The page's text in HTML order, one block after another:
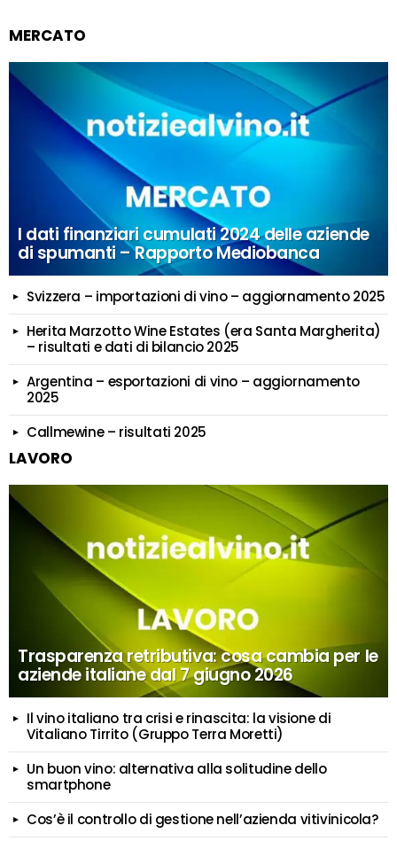
MERCATO
I dati finanziari cumulati 2024 delle aziende
di spumanti – Rapporto Mediobanca
Svizzera – importazioni di vino – aggiornamento 2025
Herita Marzotto Wine Estates (era Santa Margherita)
– risultati e dati di bilancio 2025
Argentina – esportazioni di vino – aggiornamento
2025
Callmewine – risultati 2025
LAVORO
Trasparenza retributiva: cosa cambia per le
aziende italiane dal 7 giugno 2026
Il vino italiano tra crisi e rinascita: la visione di
Vitaliano Tirrito (Gruppo Terra Moretti)
Un buon vino: alternativa alla solitudine dello
smartphone
Cos’è il controllo di gestione nell’azienda vitivinicola?